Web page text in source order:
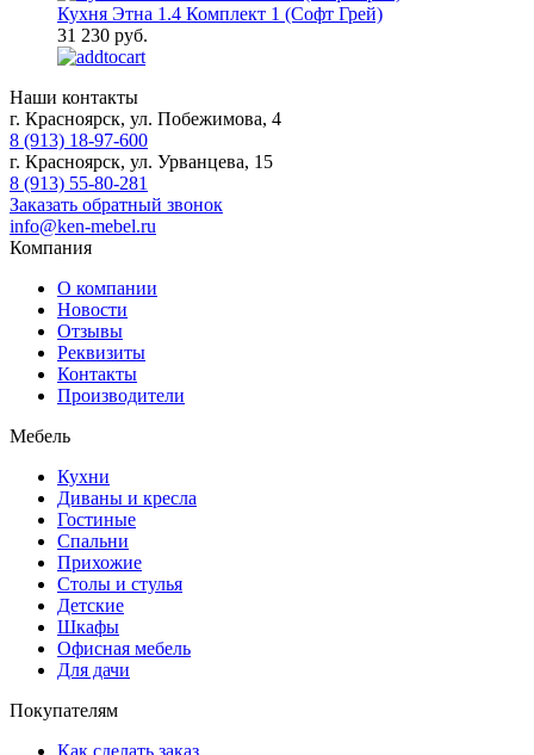
Кухня Этна 1.4 Комплект 1 (Софт Грей)
31 230 руб.
Наши контакты
г. Красноярск, ул. Побежимова, 4
8 (913) 18-97-600
г. Красноярск, ул. Урванцева, 15
8 (913) 55-80-281
Заказать обратный звонок
info@ken-mebel.ru
Компания
О компании
Новости
Отзывы
Реквизиты
Контакты
Производители
Мебель
Кухни
Диваны и кресла
Гостиные
Спальни
Прихожие
Столы и стулья
Детские
Шкафы
Офисная мебель
Для дачи
Покупателям
Как сделать заказ